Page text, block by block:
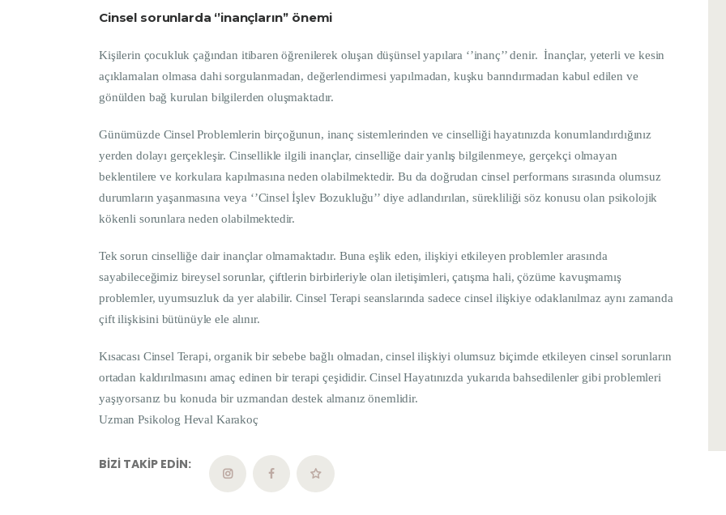
Cinsel sorunlarda ‘’inançların’’ önemi
Kişilerin çocukluk çağından itibaren öğrenilerek oluşan düşünsel yapılara ‘’inanç’’ denir. İnançlar, yeterli ve kesin
açıklamaları olmasa dahi sorgulanmadan, değerlendirmesi yapılmadan, kuşku barındırmadan kabul edilen ve
gönülden bağ kurulan bilgilerden oluşmaktadır.
Günümüzde Cinsel Problemlerin birçoğunun, inanç sistemlerinden ve cinselliği hayatınızda konumlandırdığınız
yerden dolayı gerçekleşir. Cinsellikle ilgili inançlar, cinselliğe dair yanlış bilgilenmeye, gerçekçi olmayan
beklentilere ve korkulara kapılmasına neden olabilmektedir. Bu da doğrudan cinsel performans sırasında olumsuz
durumların yaşanmasına veya ‘’Cinsel İşlev Bozukluğu’’ diye adlandırılan, sürekliliği söz konusu olan psikolojik
kökenli sorunlara neden olabilmektedir.
Tek sorun cinselliğe dair inançlar olmamaktadır. Buna eşlik eden, ilişkiyi etkileyen problemler arasında
sayabileceğimiz bireysel sorunlar, çiftlerin birbirleriyle olan iletişimleri, çatışma hali, çözüme kavuşmamış
problemler, uyumsuzluk da yer alabilir. Cinsel Terapi seanslarında sadece cinsel ilişkiye odaklanılmaz aynı zamanda
çift ilişkisini bütünüyle ele alınır.
Kısacası Cinsel Terapi, organik bir sebebe bağlı olmadan, cinsel ilişkiyi olumsuz biçimde etkileyen cinsel sorunların
ortadan kaldırılmasını amaç edinen bir terapi çeşididir. Cinsel Hayatınızda yukarıda bahsedilenler gibi problemleri
yaşıyorsanız bu konuda bir uzmandan destek almanız önemlidir.
Uzman Psikolog Heval Karakoç
BIZI TAKIP EDIN: